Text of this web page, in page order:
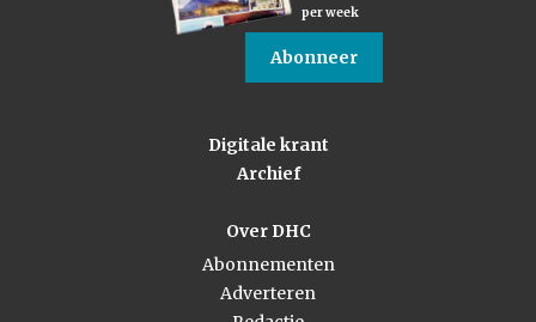
per week
Abonneer
Digitale krant
Archief
Over DHC
Abonnementen
Adverteren